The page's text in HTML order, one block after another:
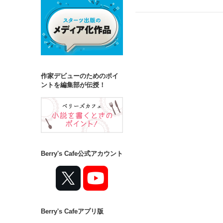
作家デビューのためのポイ
ントを編集部が伝授！
Berry's Cafe公式アカウント
Berry's Cafeアプリ版